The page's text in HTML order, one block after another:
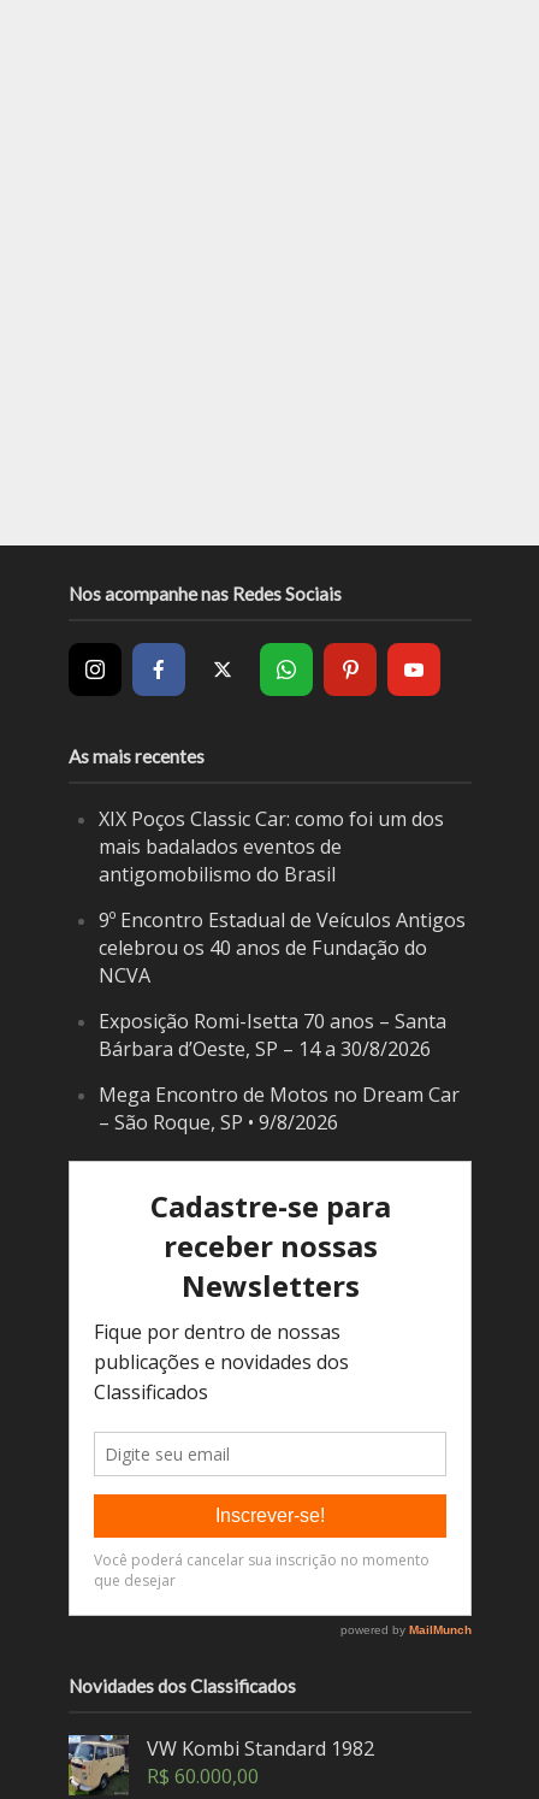
Nos acompanhe nas Redes Sociais
As mais recentes
XIX Poços Classic Car: como foi um dos
mais badalados eventos de
antigomobilismo do Brasil
9º Encontro Estadual de Veículos Antigos
celebrou os 40 anos de Fundação do
NCVA
Exposição Romi-Isetta 70 anos – Santa
Bárbara d’Oeste, SP – 14 a 30/8/2026
Mega Encontro de Motos no Dream Car
– São Roque, SP • 9/8/2026
Novidades dos Classificados
VW Kombi Standard 1982
R$ 60.000,00